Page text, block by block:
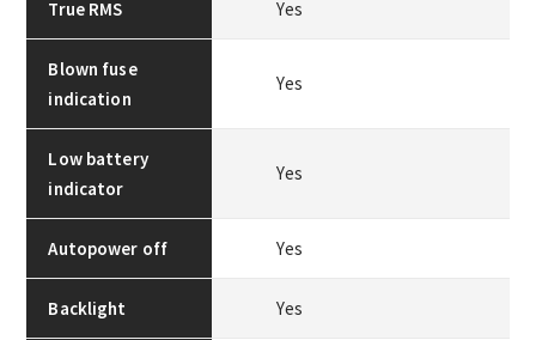
True RMS Yes
Blown fuse
indication
Yes
Low battery
indicator
Yes
Autopower off Yes
Backlight Yes